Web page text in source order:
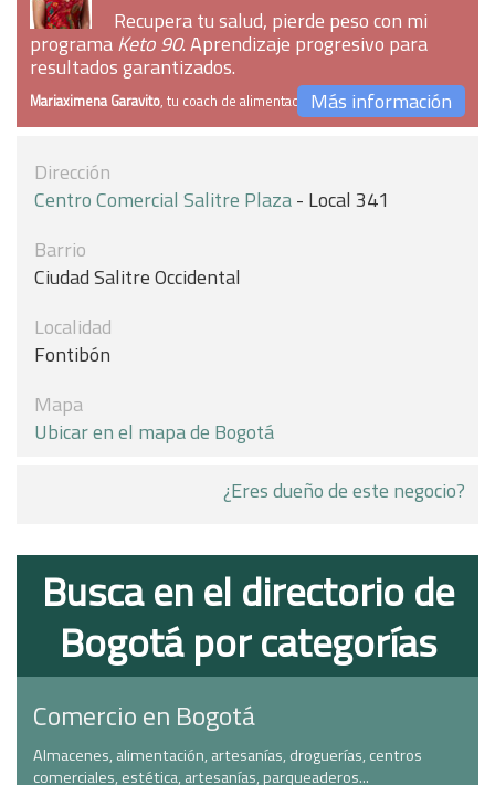
Recupera tu salud, pierde peso con mi
programaKeto 90. Aprendizaje progresivo para
resultados garantizados.
Mariaximena Garavito, tu coach de alimentaciónMás información
Dirección
Centro Comercial Salitre Plaza- Local 341
Barrio
Ciudad Salitre Occidental
Localidad
Fontibón
Mapa
Ubicar en el mapa de Bogotá
¿Eres dueño de este negocio?
Busca en el directorio de
Bogotá por categorías
Comercio en Bogotá
Almacenes, alimentación, artesanías, droguerías, centros
comerciales, estética, artesanías, parqueaderos...